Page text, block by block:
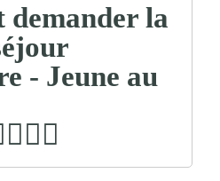
demander la
- Jeune au